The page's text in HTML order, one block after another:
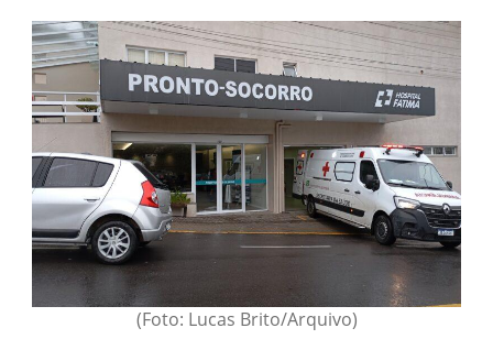
(Foto: Lucas Brito/Arquivo)